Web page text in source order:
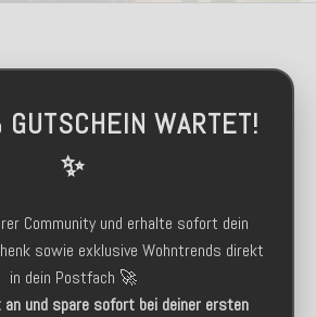
WARTET!
✨
Community und erhalte sofort dein
sowie exklusive Wohntrends direkt
in dein Postfach 🚀
und spare sofort bei deiner ersten